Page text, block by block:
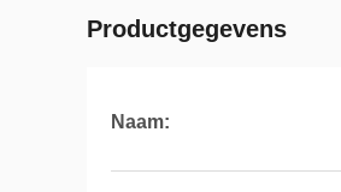
Productgegevens
Naam: